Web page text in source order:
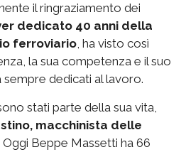
il ringraziamento dei
dedicato 40 anni della
ferroviario , ha visto così
la sua competenza e il suo
dedicati al lavoro.
stati parte della sua vita,
macchinista delle
Oggi Beppe Massetti ha 66